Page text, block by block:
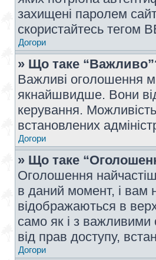
захищені паролем
скористайтесь тегом
Догори
» Що таке
Важливі оголошення
якнайшвидше. Вони
керування.
встановлених
Догори
» Що таке
Оголошення
в даний момент, і вам
відображаються в
само як і з
від прав доступу,
Догори